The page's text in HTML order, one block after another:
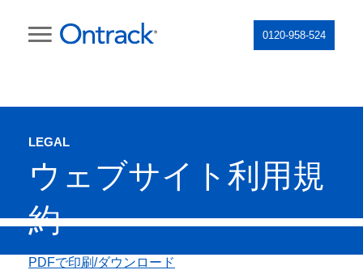
0120-958-524
LEGAL
ウェブサイト利用規
約
PDFで印刷/ダウンロード